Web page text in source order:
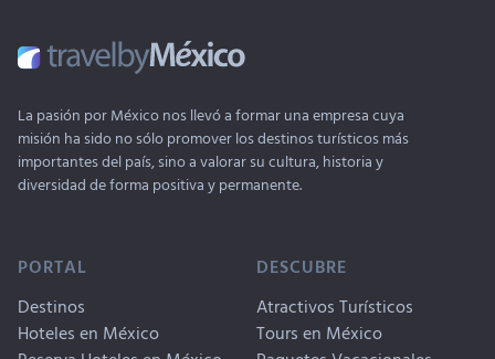
La pasión por México nos llevó a formar una empresa cuya
misión ha sido no sólo promover los destinos turísticos más
importantes del país, sino a valorar su cultura, historia y
diversidad de forma positiva y permanente.
PORTAL
Destinos
Hoteles en México
DESCUBRE
Atractivos Turísticos
Tours en México